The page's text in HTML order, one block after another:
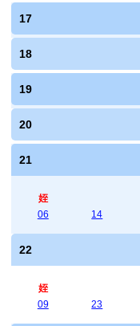
17
18
19
20
21
姪
06
14
22
姪
09
23